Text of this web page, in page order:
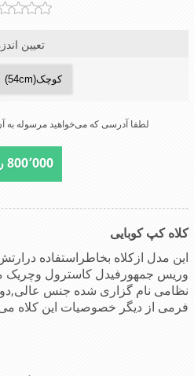
تعیین
لطفا آدرسی که می‌خواهید مرسوله به
800٬000 ریال
کلاه کپ کوبایی
این مدل ازکلاه بخاطراستفاده
وریس جمهورفیدل کاسترول وچریک
نظامی نام گزاری شده جنس
فرمی از دیگر خصوصیات این کلاه